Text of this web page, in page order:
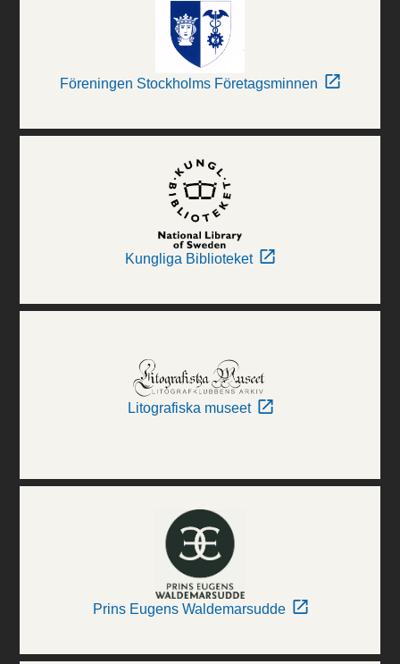
Föreningen Stockholms Företagsminnen
Kungliga Biblioteket
Litografiska museet
Prins Eugens Waldemarsudde